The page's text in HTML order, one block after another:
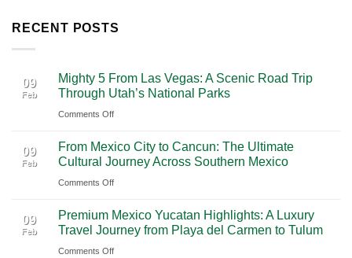
RECENT POSTS
09
Feb
Mighty 5 From Las Vegas: A Scenic Road Trip
Through Utah’s National Parks
Comments Offon
5
From
Las
A
Scenic
Road
09
Feb
From Mexico City to Cancun: The Ultimate
Cultural Journey Across Southern Mexico
Comments Offon
Mexico
City
to
09
Feb
Premium Mexico Yucatan Highlights: A Luxury
Travel Journey from Playa del Carmen to Tulum
Comments Offon